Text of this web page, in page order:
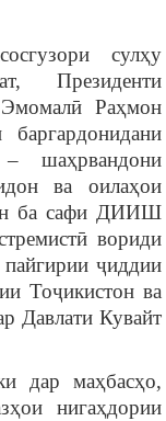
сулҳу
Президенти
Раҳмон
шаҳрвандони
ва оилаҳои
ба сафи ДИИШ
вориди
ҷиддии
Тоҷикистон ва
Давлати Кувайт
дар маҳбасҳо,
нигаҳдории